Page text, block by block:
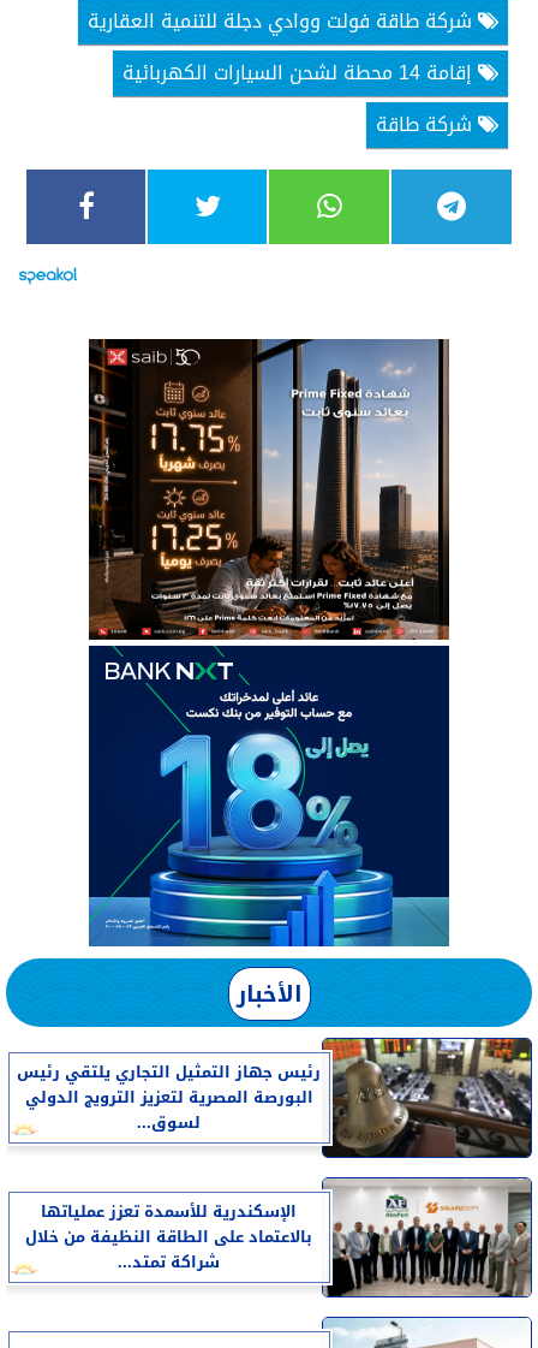
شركة طاقة فولت ووادي دجلة للتنمية العقارية
إقامة 14 محطة لشحن السيارات الكهربائية
شركة طاقة
الأخبار
رئيس جهاز التمثيل التجاري يلتقي رئيس
البورصة المصرية لتعزيز الترويج الدولي
لسوق...
الإسكندرية للأسمدة تعزز عملياتها
بالاعتماد على الطاقة النظيفة من خلال
شراكة تمتد...